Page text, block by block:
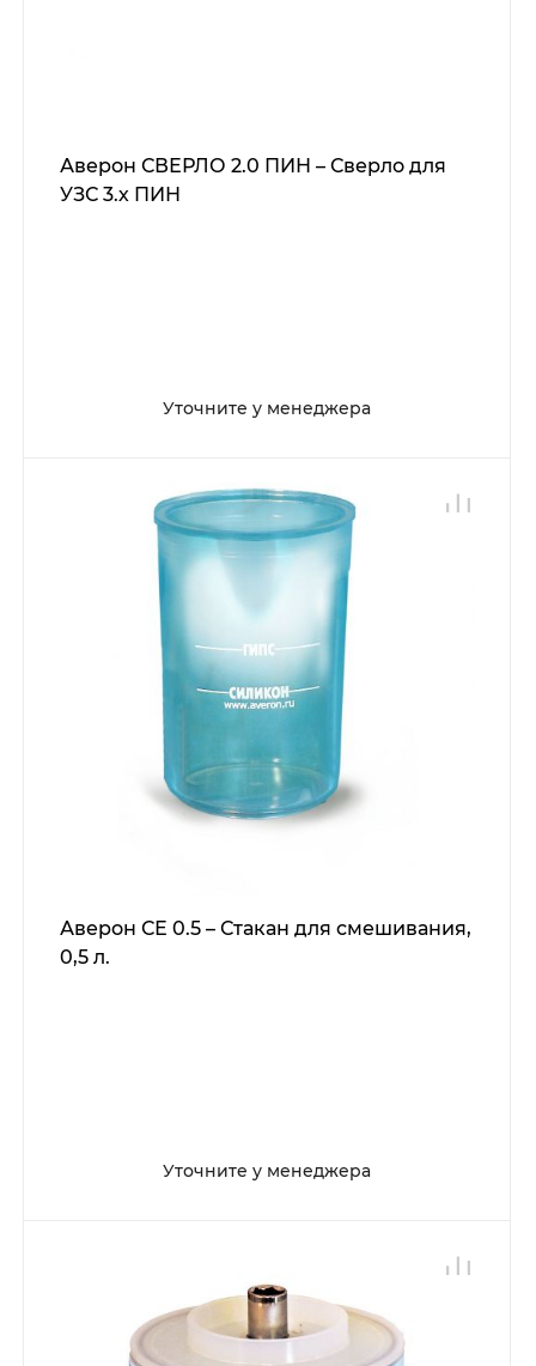
Аверон СВЕРЛО 2.0 ПИН – Сверло для
УЗС 3.х ПИН
Уточните у менеджера
Аверон СЕ 0.5 – Стакан для смешивания,
0,5 л.
Уточните у менеджера